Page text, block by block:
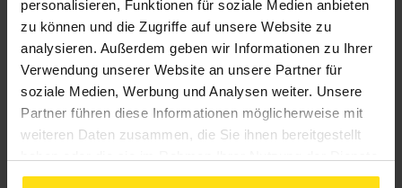
personalisieren, Funktionen für soziale Medien anbieten
zu können und die Zugriffe auf unsere Website zu
analysieren. Außerdem geben wir Informationen zu Ihrer
Verwendung unserer Website an unsere Partner für
soziale Medien, Werbung und Analysen weiter. Unsere
Partner führen diese Informationen möglicherweise mit
weiteren Daten zusammen, die Sie ihnen bereitgestellt
gesammelt haben. Indem Sie auf Einverstanden klicken,
Martin Grunwald
Unsere Beraterin Frau Carbon-Mangels ist eine